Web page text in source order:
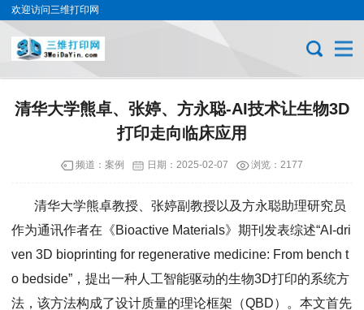
欢迎访问三维打印网
清华大学熊卓、张婷、方永聪-AI技术让生物3D
打印走向临床应用
频道： 案例 日期： 2025-02-07 浏览：2177
清华大学熊卓教授、张婷副教授以及方永聪助理研究员
作为通讯作者在《Bioactive Materials》期刊发表综述“AI-dri
ven 3D bioprinting for regenerative medicine: From bench t
o bedside”，提出一种人工智能驱动的生物3D打印的系统方
法，该方法构成了设计质量的理论框架（QBD）。本文首先